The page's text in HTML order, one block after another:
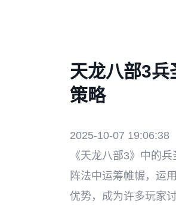
天龙八部3
策略
2025-10-07 19:06:38
《天龙八部3》中的
阵法中运筹帷幄，运
优势，成为许多玩家